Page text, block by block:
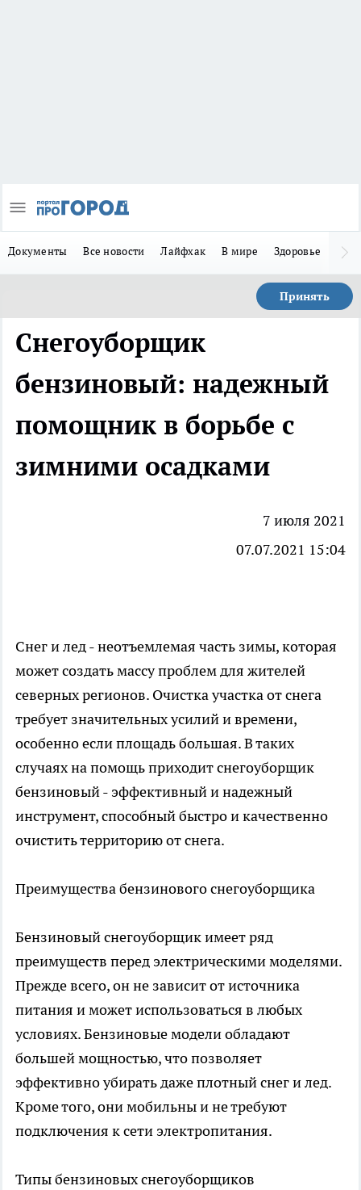
Документы Все новости Лайфхак В мире Здоровье
Принять
Снегоуборщик
бензиновый: надежный
помощник в борьбе с
зимними осадками
7 июля 2021
07.07.2021 15:04
Снег и лед - неотъемлемая часть зимы, которая
может создать массу проблем для жителей
северных регионов. Очистка участка от снега
требует значительных усилий и времени,
особенно если площадь большая. В таких
случаях на помощь приходитснегоуборщик
бензиновый- эффективный и надежный
инструмент, способный быстро и качественно
очистить территорию от снега.
Преимущества бензинового снегоуборщика
Бензиновый снегоуборщик имеет ряд
преимуществ перед электрическими моделями.
Прежде всего, он не зависит от источника
питания и может использоваться в любых
условиях. Бензиновые модели обладают
большей мощностью, что позволяет
эффективно убирать даже плотный снег и лед.
Кроме того, они мобильны и не требуют
подключения к сети электропитания.
Типы бензиновых снегоуборщиков